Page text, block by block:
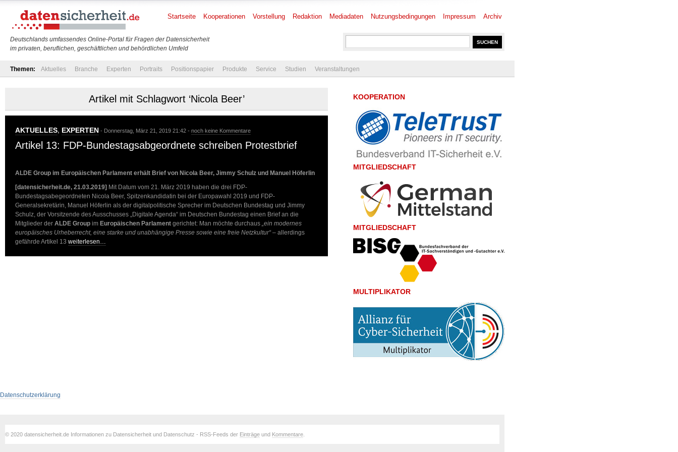
Deutschlands umfassendes Online-Portal für Fragen der Datensicherheit
im privaten, beruflichen, geschäftlichen und behördlichen Umfeld
Startseite Kooperationen Vorstellung Redaktion Mediadaten Nutzungsbedingungen Impressum Archiv
Themen: Aktuelles Branche Experten Portraits Positionspapier Produkte Service Studien Veranstaltungen
Artikel mit Schlagwort ‘Nicola Beer’
AKTUELLES, EXPERTEN - Donnerstag, März 21, 2019 21:42 - noch keine Kommentare
Artikel 13: FDP-Bundestagsabgeordnete schreiben Protestbrief
ALDE Group im Europäischen Parlament erhält Brief von Nicola Beer, Jimmy Schulz und Manuel Höferlin
[datensicherheit.de, 21.03.2019] Mit Datum vom 21. März 2019 haben die drei FDP-
Bundestagsabegeordneten Nicola Beer, Spitzenkandidatin bei der Europawahl 2019 und FDP-
Generalsekretärin, Manuel Höferlin als der digitalpolitische Sprecher im Deutschen Bundestag und Jimmy
Schulz, der Vorsitzende des Ausschusses „Digitale Agenda“ im Deutschen Bundestag einen Brief an die
Mitglieder der ALDE Group im Europäischen Parlament gerichtet: Man möchte durchaus „ein modernes
europäisches Urheberrecht, eine starke und unabhängige Presse sowie eine freie Netzkultur“– allerdings
gefährde Artikel 13 weiterlesen…
KOOPERATION
MITGLIEDSCHAFT
MITGLIEDSCHAFT
MULTIPLIKATOR
Datenschutzerklärung
© 2020 datensicherheit.de Informationen zu Datensicherheit und Datenschutz - RSS-Feeds der Einträge und Kommentare